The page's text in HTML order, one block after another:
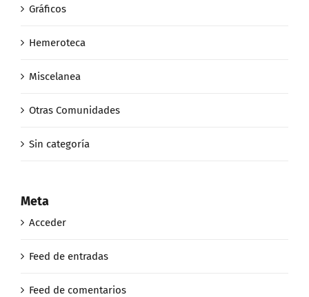
Gráficos
Hemeroteca
Miscelanea
Otras Comunidades
Sin categoría
Meta
Acceder
Feed de entradas
Feed de comentarios